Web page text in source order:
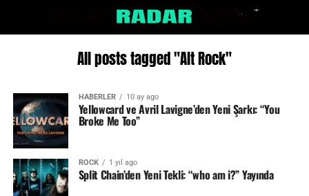
All posts tagged "Alt Rock"
HABERLER 10 ay ago
Yellowcard ve Avril Lavigne’den Yeni Şarkı: “You
Broke Me Too”
ROCK 1 yıl ago
Split Chain’den Yeni Tekli: “who am i?” Yayında